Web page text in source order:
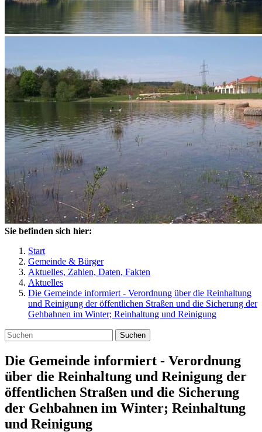
Sie befinden sich hier:
Start
Gemeinde & Bürger
Aktuelles, Zahlen, Daten, Fakten
Aktuelles
Die Gemeinde informiert - Verordnung über die Reinhaltung
und Reinigung der öffentlichen Straßen und die Sicherung der
Gehbahnen im Winter; Reinhaltung und Reinigung
Suchen
Die Gemeinde informiert - Verordnung
über die Reinhaltung und Reinigung der
öffentlichen Straßen und die Sicherung
der Gehbahnen im Winter; Reinhaltung
und Reinigung